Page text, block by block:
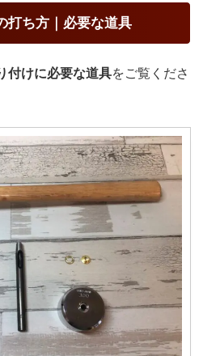
打ち方｜必要な道具
付けに必要な道具をご覧くださ